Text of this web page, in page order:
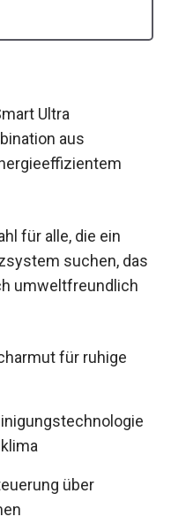
Ultra
aus
für alle, die ein
suchen, das
umweltfreundlich
für ruhige
über